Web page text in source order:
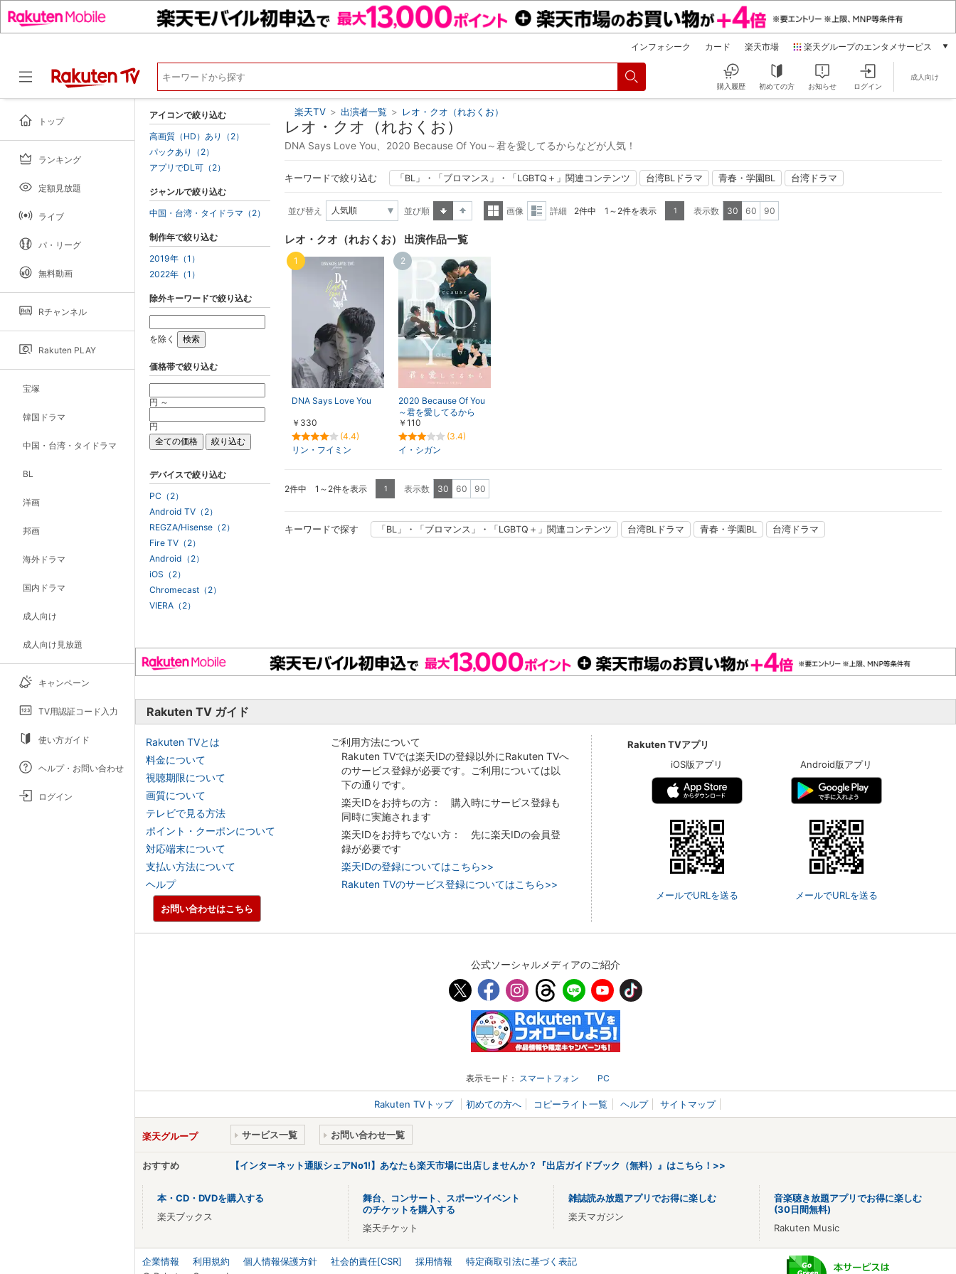
インフォシーク カード 楽天市場 楽天グループのエンタメサービス
本/ゲーム/CD/DVD
雑誌読み放題
楽天マガジン
動画配信
購入履歴 初めての方 お知らせ ログイン
成人向け
トップ
ランキング
定額見放題
ライブ
パ・リーグ
無料動画
Rチャンネル
Rakuten PLAY
宝塚
韓国ドラマ
中国・台湾・タイドラマ
BL
洋画
邦画
海外ドラマ
国内ドラマ
成人向け
成人向け見放題
キャンペーン
TV用認証コード入力
使い方ガイド
ヘルプ・お問い合わせ
ログイン
楽天TV > 出演者一覧 > レオ・クオ（れおくお）
レオ・クオ（れおくお）
DNA Says Love You、2020 Because Of You～君を愛してるからなどが人気！
キーワードで絞り込む 「BL」・「ブロマンス」・「LGBTQ＋」関連コンテンツ 台湾BLドラマ 青春・学園BL 台湾ドラマ
並び替え
並び順
画像
詳細 2件中 1～2件を表示 1 表示数 30 60 90
レオ・クオ（れおくお） 出演作品一覧
DNA Says Love You
￥330
(4.4)
リン・フイミン
1
2020 Because Of You
～君を愛してるから
￥110
(3.4)
イ・シガン
2
2件中 1～2件を表示 1 表示数 30 60 90
キーワードで探す 「BL」・「ブロマンス」・「LGBTQ＋」関連コンテンツ 台湾BLドラマ 青春・学園BL 台湾ドラマ
アイコンで絞り込む
高画質（HD）あり（2）
パックあり（2）
アプリでDL可（2）
ジャンルで絞り込む
中国・台湾・タイドラマ（2）
制作年で絞り込む
2019年（1）
2022年（1）
除外キーワードで絞り込む
を除く
価格帯で絞り込む
円 ～
円
デバイスで絞り込む
PC（2）
Android TV（2）
REGZA/Hisense（2）
Fire TV（2）
Android（2）
iOS（2）
Chromecast（2）
VIERA（2）
Rakuten TV ガイド
Rakuten TVとは
料金について
視聴期限について
画質について
テレビで見る方法
ポイント・クーポンについて
対応端末について
支払い方法について
ヘルプ
ご利用方法について
Rakuten TVでは楽天IDの登録以外にRakuten TVへ
のサービス登録が必要です。ご利用については以
下の通りです。
楽天IDをお持ちの方： 購入時にサービス登録も
同時に実施されます
楽天IDをお持ちでない方： 先に楽天IDの会員登
録が必要です
楽天IDの登録についてはこちら>>
Rakuten TVのサービス登録についてはこちら>>
Rakuten TVアプリ
iOS版アプリ
メールでURLを送る
Android版アプリ
メールでURLを送る
お問い合わせはこちら
公式ソーシャルメディアのご紹介
表示モード： スマートフォン PC
Rakuten TVトップ 初めての方へ コピーライト一覧 ヘルプ サイトマップ
楽天グループ サービス一覧 お問い合わせ一覧
おすすめ 【インターネット通販シェアNo1!】あなたも楽天市場に出店しませんか？『出店ガイドブック（無料）』はこちら！>>
本・CD・DVDを購入する
楽天ブックス
舞台、コンサート、スポーツイベント
のチケットを購入する
楽天チケット
雑誌読み放題アプリでお得に楽しむ
楽天マガジン
音楽聴き放題アプリでお得に楽しむ
(30日間無料)
Rakuten Music
企業情報 利用規約 個人情報保護方針 社会的責任[CSR] 採用情報
特定商取引法に基づく表記